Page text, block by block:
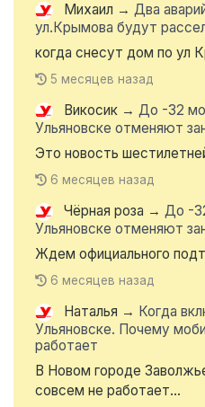
Михаил → Два
ул.Крымова будут
когда снесут дом по ул
5 месяцев назад
Викосик → До -32
Ульяновске отменяют
Это новость
6 месяцев назад
Чёрная роза → До -
Ульяновске отменяют
Ждем официального
6 месяцев назад
Наталья → Когда
Ульяновске. Почему
работает
В Новом городе
совсем не работает...